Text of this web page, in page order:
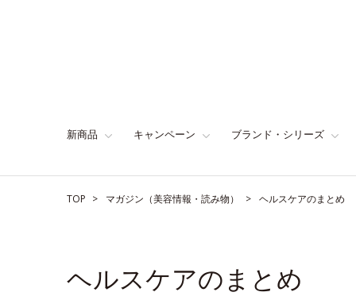
新商品 キャンペーン ブランド・シリーズ
TOP マガジン（美容情報・読み物） ヘルスケアのまとめ
ヘルスケアのまとめ